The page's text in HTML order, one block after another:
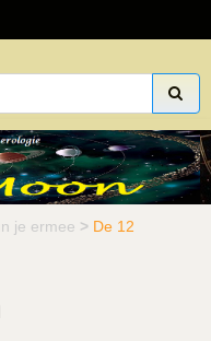
je ermee > De 12